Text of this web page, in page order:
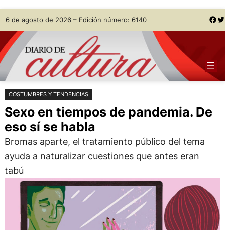
Saltar
al
contenido
Skip
to
content
6 de agosto de 2026 – Edición número: 6140 Facebook Twitter
COSTUMBRES Y TENDENCIAS
Sexo en tiempos de pandemia. De
eso sí se habla
Bromas aparte, el tratamiento público del tema
ayuda a naturalizar cuestiones que antes eran
tabú